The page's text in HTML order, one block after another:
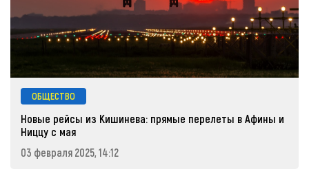
ОБЩЕСТВО
Новые рейсы из Кишинева: прямые перелеты в Афины и
Ниццу с мая
03 февраля 2025, 14:12